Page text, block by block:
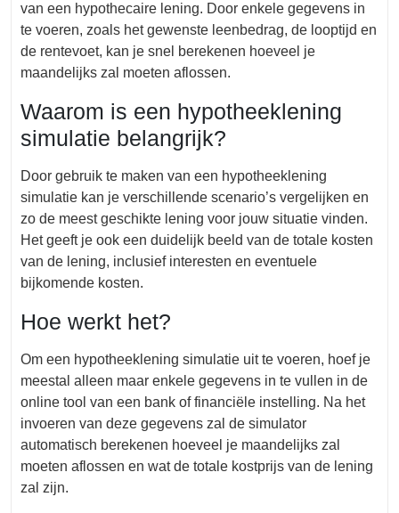
van een hypothecaire lening. Door enkele gegevens in
te voeren, zoals het gewenste leenbedrag, de looptijd en
de rentevoet, kan je snel berekenen hoeveel je
maandelijks zal moeten aflossen.
Waarom is een hypotheeklening
simulatie belangrijk?
Door gebruik te maken van een hypotheeklening
simulatie kan je verschillende scenario’s vergelijken en
zo de meest geschikte lening voor jouw situatie vinden.
Het geeft je ook een duidelijk beeld van de totale kosten
van de lening, inclusief interesten en eventuele
bijkomende kosten.
Hoe werkt het?
Om een hypotheeklening simulatie uit te voeren, hoef je
meestal alleen maar enkele gegevens in te vullen in de
online tool van een bank of financiële instelling. Na het
invoeren van deze gegevens zal de simulator
automatisch berekenen hoeveel je maandelijks zal
moeten aflossen en wat de totale kostprijs van de lening
zal zijn.